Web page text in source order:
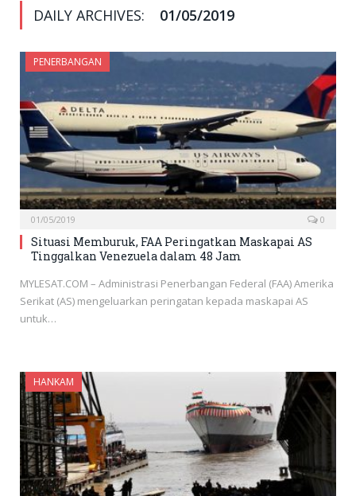
DAILY ARCHIVES: 01/05/2019
PENERBANGAN
01/05/2019 0
Situasi Memburuk, FAA Peringatkan Maskapai AS
Tinggalkan Venezuela dalam 48 Jam
MYLESAT.COM – Administrasi Penerbangan Federal (FAA) Amerika
Serikat (AS) mengeluarkan peringatan kepada maskapai AS
untuk…
HANKAM